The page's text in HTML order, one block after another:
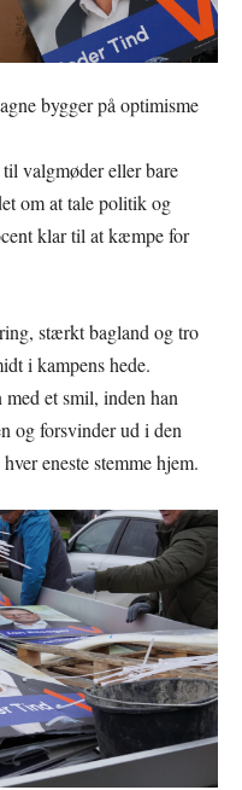
bygger på optimisme
valgmøder eller bare
om at tale politik og
klar til at kæmpe for
stærkt bagland og tro
i kampens hede.
med et smil, inden han
og forsvinder ud i den
eneste stemme hjem.